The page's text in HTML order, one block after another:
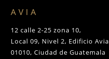
AVIA
12 calle 2-25 zona 10,
Local 09, Nivel 2, Edificio Avia
01010, Ciudad de Guatemala